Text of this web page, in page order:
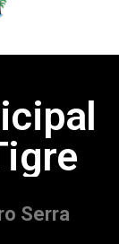
Serra